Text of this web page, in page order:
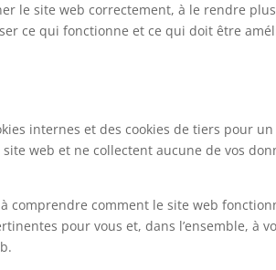
le site web correctement, à le rendre
ce qui fonctionne et ce qui doit être
internes et des cookies de tiers pour
web et ne collectent aucune de vos
comment le site web
pour vous et, dans l’ensemble, à